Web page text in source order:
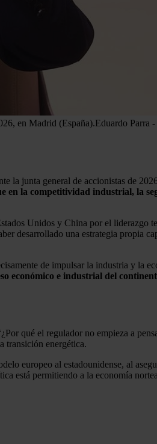
en Madrid (España).Eduardo Parra
la junta general de accionistas de
en la competitividad industrial, la
Unidos y China por el liderazgo
desarrollado una estrategia propia
de impulsar la industria y la
económico e industrial del
qué el regulador no empieza a
transición energética.
europeo al estadounidense, al
está permitiendo a la economía